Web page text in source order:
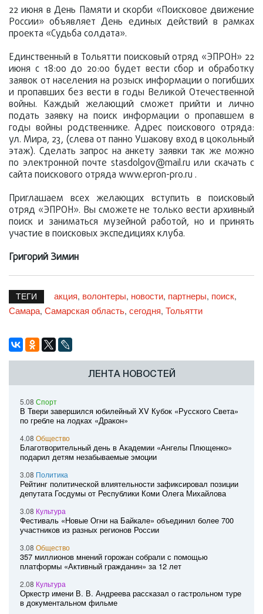
22 июня в День Памяти и скорби «Поисковое движение
России» объявляет День единых действий в рамках
проекта «Судьба солдата».
Единственный в Тольятти поисковый отряд «ЭПРОН» 22
июня с 18:00 до 20:00 будет вести сбор и обработку
заявок от населения на розыск информации о погибших
и пропавших без вести в годы Великой Отечественной
войны. Каждый желающий сможет прийти и лично
подать заявку на поиск информации о пропавшем в
годы войны родственнике. Адрес поискового отряда:
ул. Мира, 23, (слева от панно Ушакову вход в цокольный
этаж). Сделать запрос на анкету заявки так же можно
по электронной почте stasdolgov@mail.ru или скачать с
сайта поискового отряда www.epron-pro.ru .
Приглашаем всех желающих вступить в поисковый
отряд «ЭПРОН». Вы сможете не только вести архивный
поиск и заниматься музейной работой, но и принять
участие в поисковых экспедициях клуба.
Григорий Зимин
ТЕГИ акция, волонтеры, новости, партнеры, поиск,
Самара, Самарская область, сегодня, Тольятти
ЛЕНТА НОВОСТЕЙ
5.08 Спорт
В Твери завершился юбилейный XV Кубок «Русского Света»
по гребле на лодках «Дракон»
4.08 Общество
Благотворительный день в Академии «Ангелы Плющенко»
подарил детям незабываемые эмоции
3.08 Политика
Рейтинг политической влиятельности зафиксировал позиции
депутата Госдумы от Республики Коми Олега Михайлова
3.08 Культура
Фестиваль «Новые Огни на Байкале» объединил более 700
участников из разных регионов России
3.08 Общество
357 миллионов мнений горожан собрали с помощью
платформы «Активный гражданин» за 12 лет
2.08 Культура
Оркестр имени В. В. Андреева рассказал о гастрольном туре
в документальном фильме